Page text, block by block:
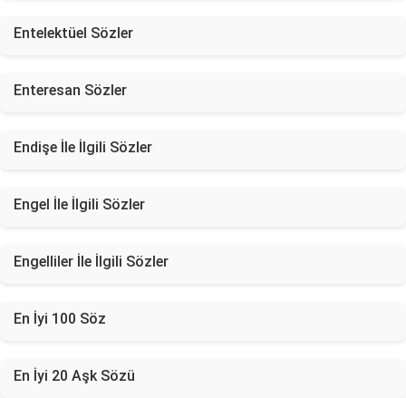
Entelektüel Sözler
Enteresan Sözler
Endişe İle İlgili Sözler
Engel İle İlgili Sözler
Engelliler İle İlgili Sözler
En İyi 100 Söz
En İyi 20 Aşk Sözü